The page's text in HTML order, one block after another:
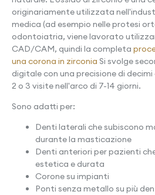
originariamente utilizzata
medica (ad esempio nelle protesi
odontoiatria, viene lavorato
CAD/CAM, quindi la completa
una corona in zirconia Si svolge
digitale con una precisione di
2 o 3 visite nell'arco di 7-14 giorni.
Sono adatti per:
Denti laterali che subiscono
durante la masticazione
Denti anteriori per pazienti
estetica e durata
Corone su impianti
Ponti senza metallo su più